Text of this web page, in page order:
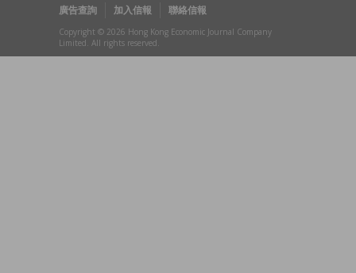
廣告查詢
加入信報 聯絡信報
Copyright © 2026 Hong Kong Economic Journal Company
Limited. All rights reserved.